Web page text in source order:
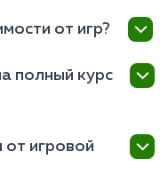
от игр?
формами
полный курс
но
недель до
от игровой